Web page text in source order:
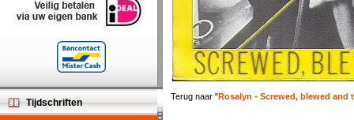
Terug naar "Rosalyn - Screwed, blewed and
Tijdschriften